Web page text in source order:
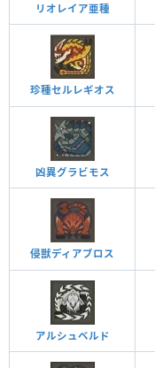
リオレイア亜種
珍種セルレギオス
凶異グラビモス
侵獣ディアブロス
アルシュベルド